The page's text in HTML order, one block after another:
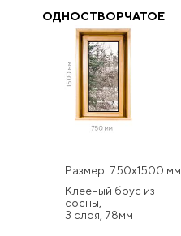
ОДНОСТВОРЧАТОЕ
Размер: 750x1500 мм
Клееный брус из
сосны,
3 слоя, 78мм